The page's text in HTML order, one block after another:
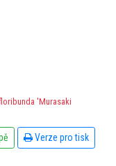
'Murasaki
Verze pro tisk